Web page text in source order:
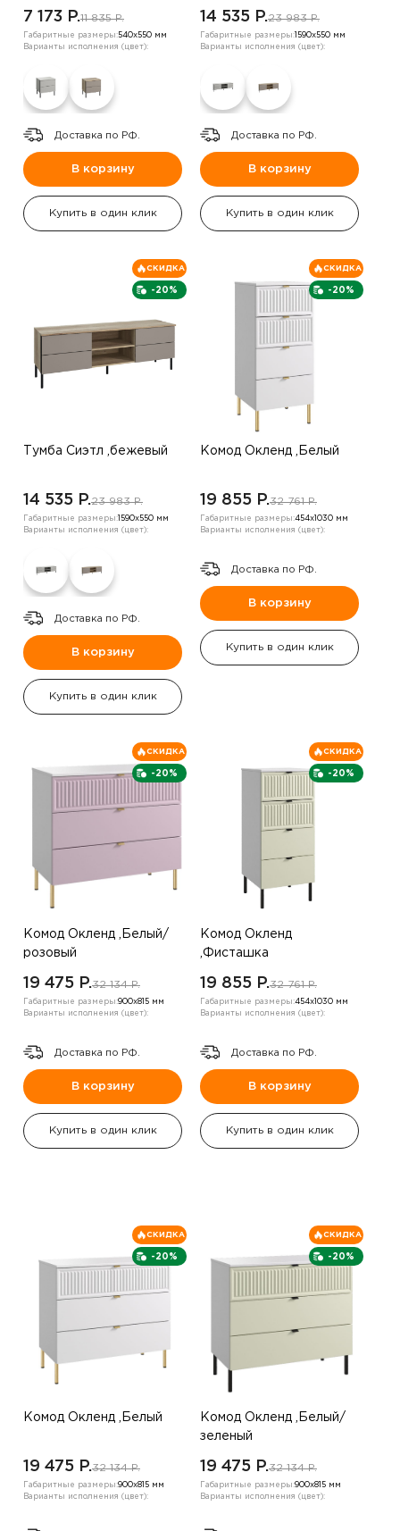
7 173 P.11 835 P.
Габаритные размеры:540х550 мм
Варианты исполнения (цвет):
Доставка по РФ.
В корзину
Купить в один клик
14 535 P.23 983 P.
Габаритные размеры: 1590х550 мм
Варианты исполнения (цвет):
Доставка по РФ.
В корзину
Купить в один клик
-20%
СКИДКА
Тумба Сиэтл ,бежевый
14 535 P.23 983 P.
Габаритные размеры: 1590х550 мм
Варианты исполнения (цвет):
Доставка по РФ.
В корзину
Купить в один клик
-20%
СКИДКА
Комод Окленд ,Белый
19 855 P.32 761 P.
Габаритные размеры:454х1030 мм
Варианты исполнения (цвет):
Доставка по РФ.
В корзину
Купить в один клик
-20%
СКИДКА
Комод Окленд ,Белый/
розовый
19 475 P.32 134 P.
Габаритные размеры:900х815 мм
Варианты исполнения (цвет):
Доставка по РФ.
В корзину
Купить в один клик
-20%
СКИДКА
Комод Окленд
,Фисташка
19 855 P.32 761 P.
Габаритные размеры:454х1030 мм
Варианты исполнения (цвет):
Доставка по РФ.
В корзину
Купить в один клик
-20%
СКИДКА
Комод Окленд ,Белый
19 475 P.32 134 P.
Габаритные размеры:900х815 мм
Варианты исполнения (цвет):
-20%
СКИДКА
Комод Окленд ,Белый/
зеленый
19 475 P.32 134 P.
Габаритные размеры:900х815 мм
Варианты исполнения (цвет):